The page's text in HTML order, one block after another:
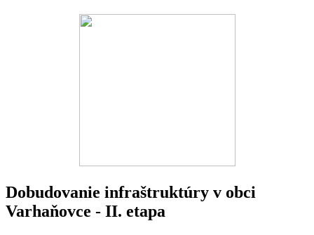
Dobudovanie infraštruktúry v obci
Varhaňovce - II. etapa